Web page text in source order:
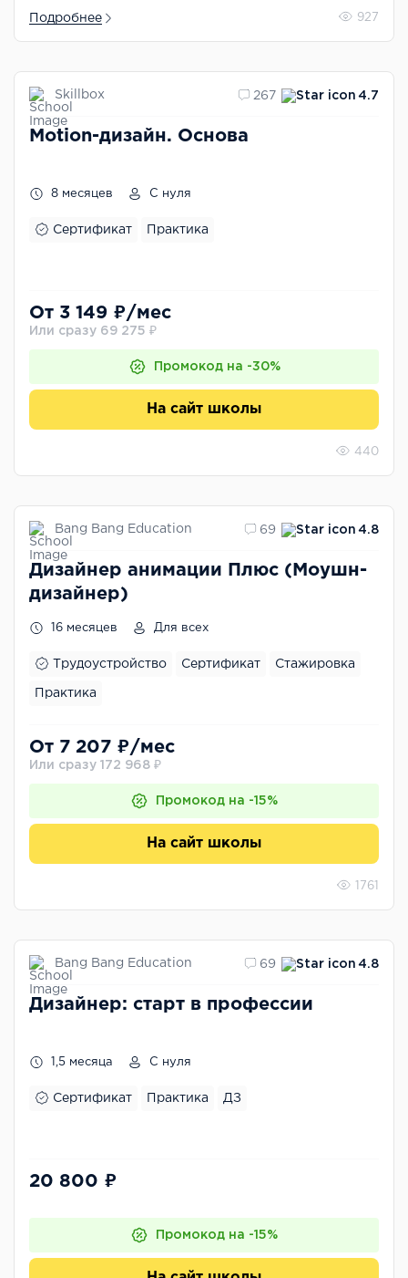
Подробнее 927
Skillbox 267 4.7
Motion-дизайн. Основа
8 месяцев С нуля
Сертификат Практика
От 3 149 ₽/мес
Или сразу 69 275 ₽
Промокод на -30%
На сайт школы
440
Bang Bang Education 69 4.8
Дизайнер анимации Плюс (Моушн-
дизайнер)
16 месяцев Для всех
Трудоустройство Сертификат Стажировка
Практика
От 7 207 ₽/мес
Или сразу 172 968 ₽
Промокод на -15%
На сайт школы
1761
Bang Bang Education 69 4.8
Дизайнер: старт в профессии
1,5 месяца С нуля
Сертификат Практика ДЗ
20 800 ₽
Промокод на -15%